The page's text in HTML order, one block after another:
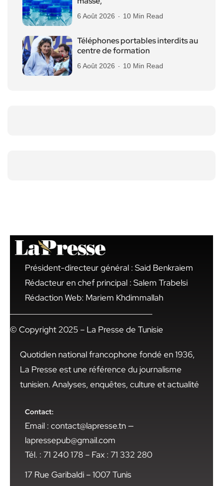
6 Août 2026 10 Min Read
Téléphones portables interdits au
centre de formation
6 Août 2026 10 Min Read
Président-directeur général : Said Benkraiem
Rédacteur en chef principal : Salem Trabelsi
Rédaction Web: Mariem Khdimmallah
© Copyright 2025 – La Presse de Tunisie
Quotidien national francophone fondé en 1936,
La Presse est une référence du journalisme
tunisien. Analyses, enquêtes, culture et actualité
Contact:
Email : contact@lapresse.tn —
lapressepub@gmail.com
Tél. : 71 240 178 – Fax : 71 332 280
17 Rue Garibaldi – 1007 Tunis